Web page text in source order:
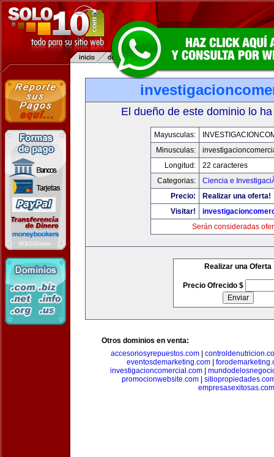
El dueño de este dominio lo
Mayusculas:
Minusculas:
Longitud:
22 caracteres
Categorias:
Ciencia e
Precio:
Realizar una oferta!
Visitar!
Serán consideradas
Realizar una Oferta
Precio Ofrecido $
Otros dominios en venta:
accesoriosyrepuestos.com
eventosdemarketing.com|
investigacioncomercial.com
promocionwebsite.com
empresasexitosas.com